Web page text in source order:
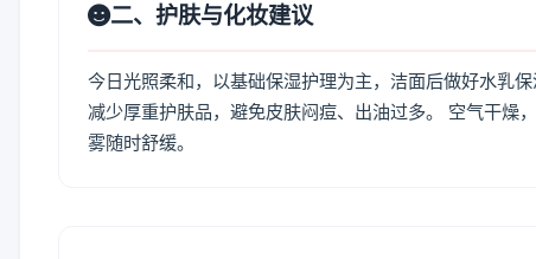
二、护肤与化妆建议
今日光照柔和，以基础保湿护理为主，洁面后做好水乳
减少厚重护肤品，避免皮肤闷痘、出油过多。 空气干燥
雾随时舒缓。